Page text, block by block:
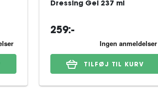
Dressing Gel 237 ml
259:-
TILFØJ TIL KURV